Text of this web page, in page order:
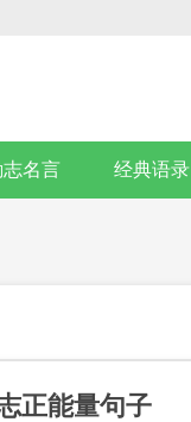
志名言 经典语录
正能量句子